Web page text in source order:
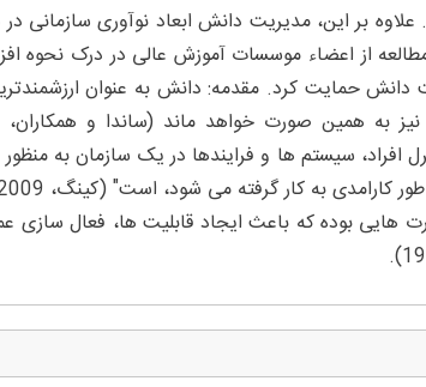
بر این، مدیریت دانش ابعاد نوآوری سازمانی
از اعضاء موسسات آموزش عالی در درک نحوه
دانش حمایت کرد. مقدمه: دانش به عنوان
افراد، سیستم ها و فرایندها در یک سازمان به منظور
بوده که باعث ایجاد قابلیت ها، فعال سازی